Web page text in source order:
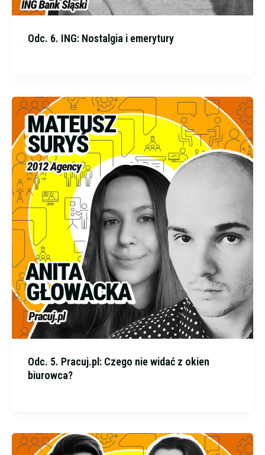
Odc. 6. ING: Nostalgia i emerytury
Odc. 5. Pracuj.pl: Czego nie widać z okien
biurowca?